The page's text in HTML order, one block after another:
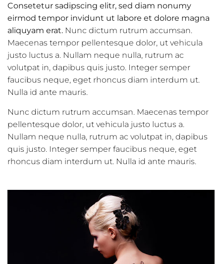
Consetetur sadipscing elitr, sed diam nonumy
eirmod tempor invidunt ut labore et dolore magna
aliquyam erat. Nunc dictum rutrum accumsan.
Maecenas tempor pellentesque dolor, ut vehicula
justo luctus a. Nullam neque nulla, rutrum ac
volutpat in, dapibus quis justo. Integer semper
faucibus neque, eget rhoncus diam interdum ut.
Nulla id ante mauris.
Nunc dictum rutrum accumsan. Maecenas tempor
pellentesque dolor, ut vehicula justo luctus a.
Nullam neque nulla, rutrum ac volutpat in, dapibus
quis justo. Integer semper faucibus neque, eget
rhoncus diam interdum ut. Nulla id ante mauris.